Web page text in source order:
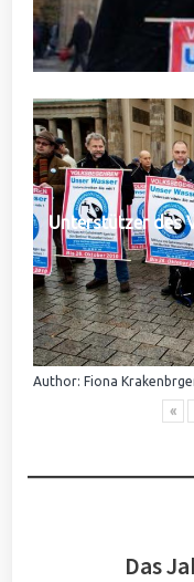
Unterstützer des
Author: Fiona
«
Das